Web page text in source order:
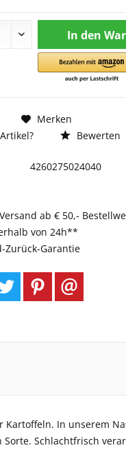
In den
Merken
Bewerten
4260275024040
ab € 50,-
von 24h**
Zurück-Garantie
Kartoffeln. In unserem
Schlachtfrisch